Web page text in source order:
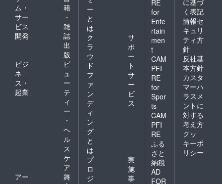
ム・
サー
ビス
開発
籍
・
雑
誌
出
版
ビジ
ネ
ス・
起業
ビ
ュ
ー
テ
ィ
ー
・
ヘ
ル
ス
ケ
ア
アー
舞
ー
と
は
ク
ラ
ウ
ド
フ
ァ
ン
デ
ィ
ン
グ
と
は
サ
ポ
ー
ト
サ
ー
ビ
ス
プ
ロ
ジ
実
施
事
RE
for
Ente
rtain
men
t
CAM
PFI
RE
for
Spor
ts
CAM
PFI
RE
ふる
さと
納税
AD
FOR
く表記
情報セ
キュリ
ティ方
針
反社基
本方針
カスタ
マーハ
ラスメ
ントに
対する
考え方
クッ
キーポ
リシー